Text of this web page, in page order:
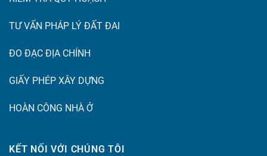
TƯ VẤN PHÁP LÝ ĐẤT ĐAI
ĐO ĐẠC ĐỊA CHÍNH
GIẤY PHÉP XÂY DỰNG
HOÀN CÔNG NHÀ Ở
KẾT NỐI VỚI CHÚNG TÔI